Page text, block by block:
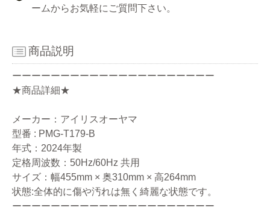
ームからお気軽にご質問下さい。
商品説明
ーーーーーーーーーーーーーーーーーーーーー
★商品詳細★
メーカー：アイリスオーヤマ
型番 : PMG-T179-B
年式：2024年製
定格周波数：50Hz/60Hz 共用
サイズ：幅455mm × 奥310mm × 高264mm
状態:全体的に傷や汚れは無く綺麗な状態です。
ーーーーーーーーーーーーーーーーーーーーー